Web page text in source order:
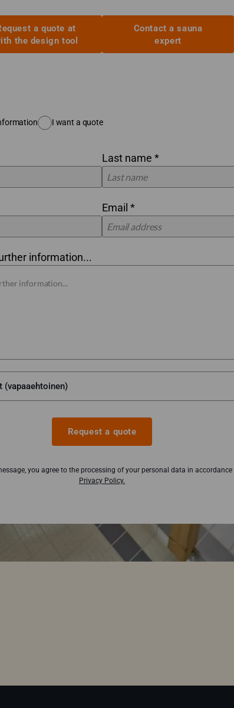
a quote at
the design tool
Contact a sauna
expert
I want a quote
Last name *
Email *
information...
Request a quote
you agree to the processing of your personal data in accordance
Privacy Policy.